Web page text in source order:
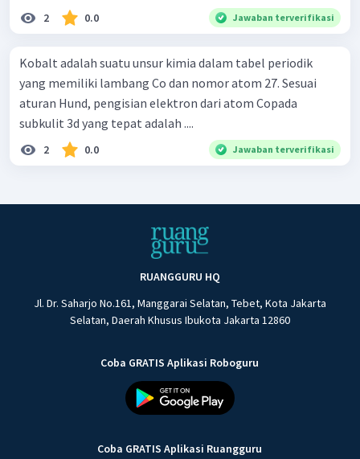
2 0.0 Jawaban terverifikasi
Kobalt adalah suatu unsur kimia dalam tabel periodik
yang memiliki lambang Co dan nomor atom 27. Sesuai
aturan Hund, pengisian elektron dari atom Copada
subkulit 3d yang tepat adalah ....
2 0.0 Jawaban terverifikasi
RUANGGURU HQ
Jl. Dr. Saharjo No.161, Manggarai Selatan, Tebet, Kota Jakarta
Selatan, Daerah Khusus Ibukota Jakarta 12860
Coba GRATIS Aplikasi Roboguru
Coba GRATIS Aplikasi Ruangguru